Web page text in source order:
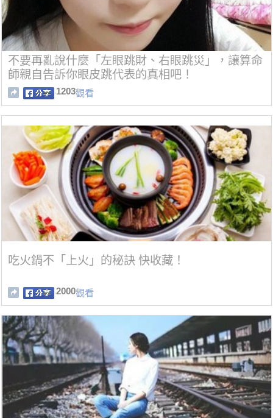
不要再亂說什麼「左眼跳財、右眼跳災」，讓算命
師親自告訴你眼皮跳代表的真相吧！
1203觀看
吃火鍋不「上火」的秘訣 快收藏！
2000觀看